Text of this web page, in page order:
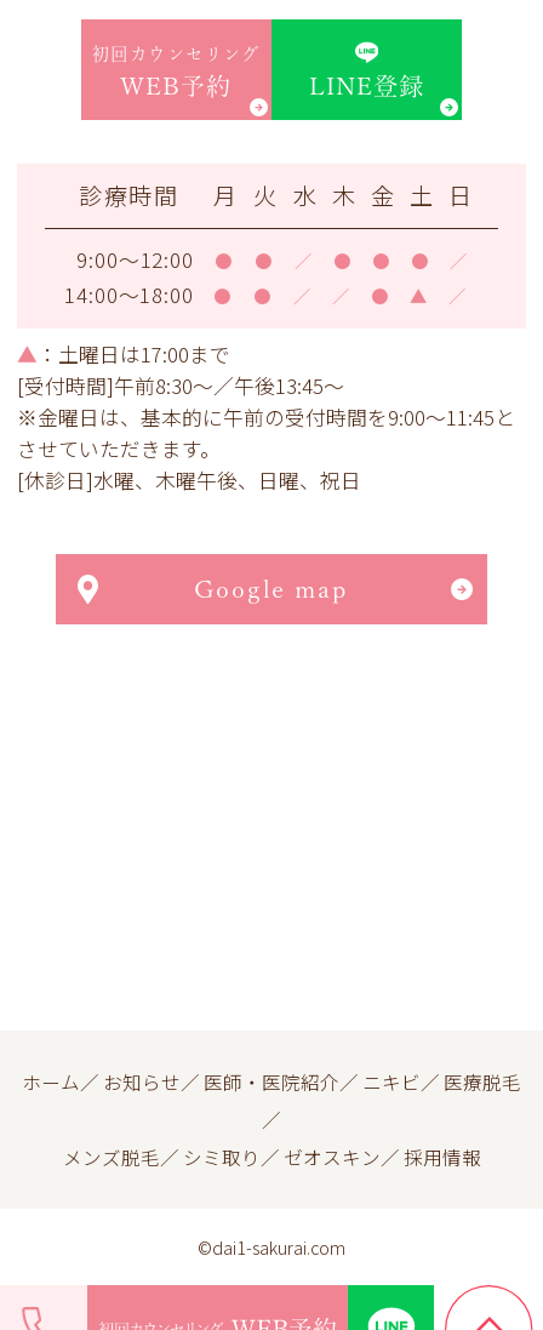
初回カウンセリング
WEB予約 LINE登録
診療時間 月 火 水 木 金 土 日
9:00～12:00 ● ● ／ ● ● ● ／
14:00～18:00 ● ● ／ ／ ● ▲ ／
▲ ：土曜日は17:00まで
[受付時間]午前8:30～／午後13:45～
※金曜日は、基本的に午前の受付時間を9:00～11:45と
させていただきます。
[休診日]水曜、木曜午後、日曜、祝日
Google map
ホーム／ お知らせ／ 医師・医院紹介／ ニキビ／ 医療脱毛
／
メンズ脱毛／ シミ取り ／ ゼオスキン／採用情報
©dai1-sakurai.com